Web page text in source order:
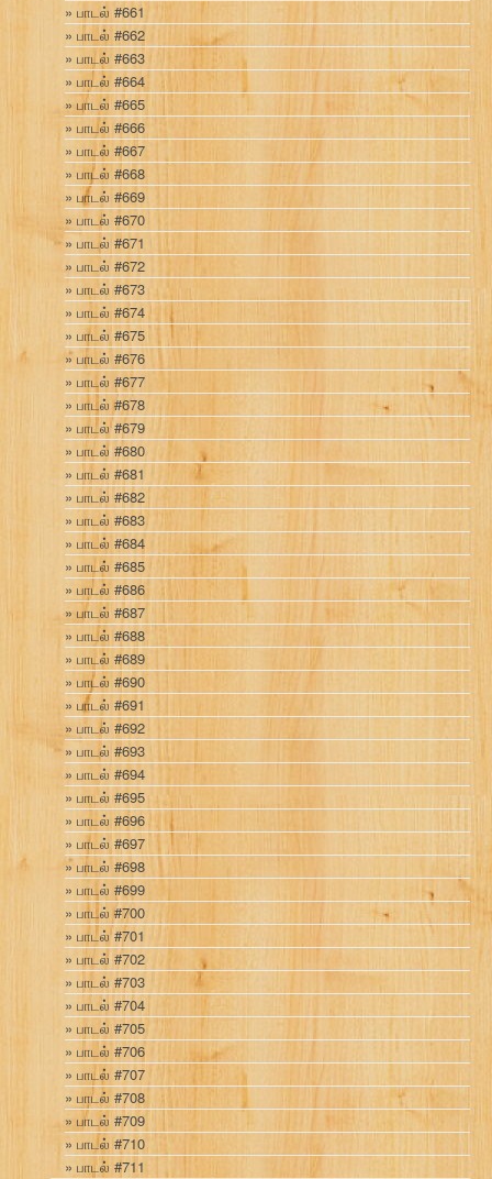
பாடல் #661
பாடல் #662
பாடல் #663
பாடல் #664
பாடல் #665
பாடல் #666
பாடல் #667
பாடல் #668
பாடல் #669
பாடல் #670
பாடல் #671
பாடல் #672
பாடல் #673
பாடல் #674
பாடல் #675
பாடல் #676
பாடல் #677
பாடல் #678
பாடல் #679
பாடல் #680
பாடல் #681
பாடல் #682
பாடல் #683
பாடல் #684
பாடல் #685
பாடல் #686
பாடல் #687
பாடல் #688
பாடல் #689
பாடல் #690
பாடல் #691
பாடல் #692
பாடல் #693
பாடல் #694
பாடல் #695
பாடல் #696
பாடல் #697
பாடல் #698
பாடல் #699
பாடல் #700
பாடல் #701
பாடல் #702
பாடல் #703
பாடல் #704
பாடல் #705
பாடல் #706
பாடல் #707
பாடல் #708
பாடல் #709
பாடல் #710
பாடல் #711